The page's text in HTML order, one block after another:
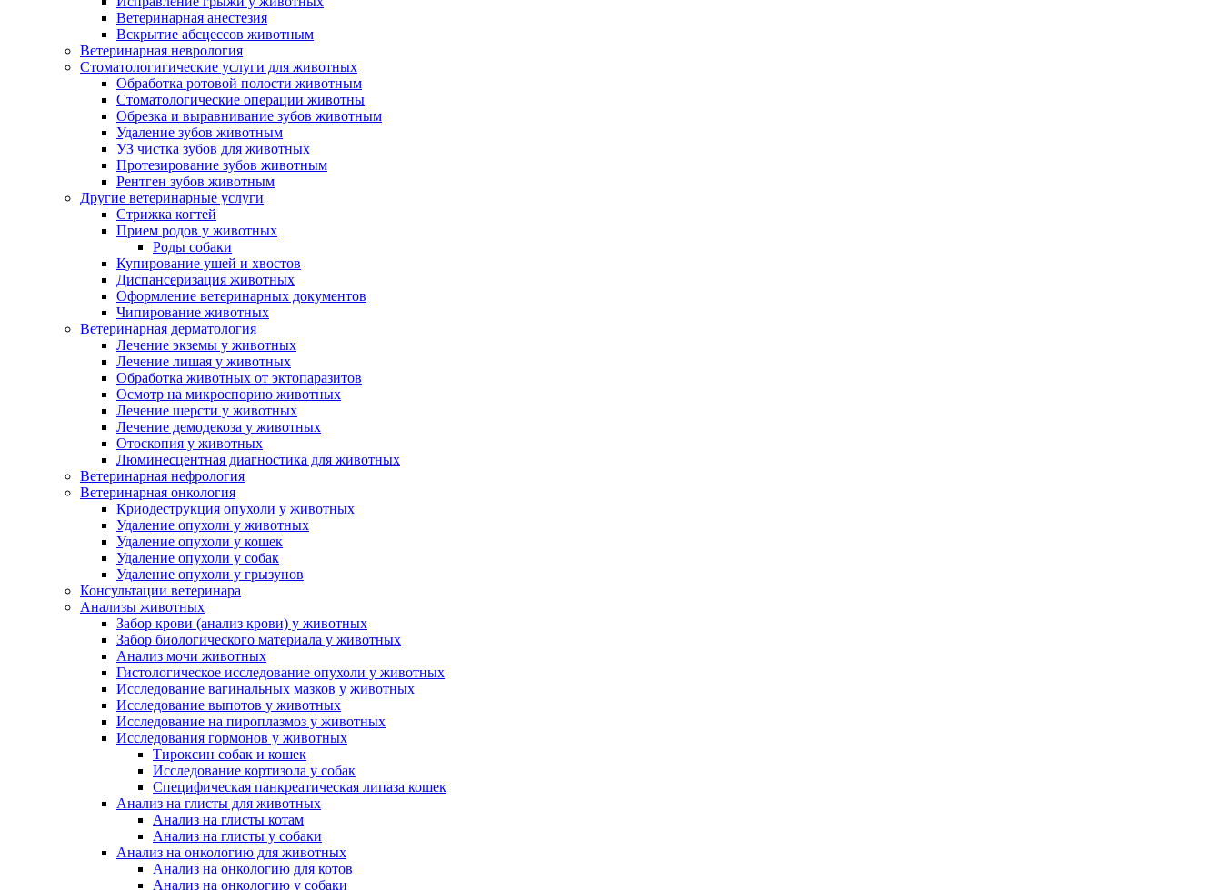
Ветеринарная анестезия
Вскрытие абсцессов животным
Ветеринарная неврология
Стоматологигические услуги для животных
Обработка ротовой полости животным
Стоматологические операции животны
Обрезка и выравнивание зубов животным
Удаление зубов животным
УЗ чистка зубов для животных
Протезирование зубов животным
Рентген зубов животным
Другие ветеринарные услуги
Стрижка когтей
Прием родов у животных
Роды собаки
Купирование ушей и хвостов
Диспансеризация животных
Оформление ветеринарных документов
Чипирование животных
Ветеринарная дерматология
Лечение экземы у животных
Лечение лишая у животных
Обработка животных от эктопаразитов
Осмотр на микроспорию животных
Лечение шерсти у животных
Лечение демодекоза у животных
Отоскопия у животных
Люминесцентная диагностика для животных
Ветеринарная нефрология
Ветеринарная онкология
Криодеструкция опухоли у животных
Удаление опухоли у животных
Удаление опухоли у кошек
Удаление опухоли у собак
Удаление опухоли у грызунов
Консультации ветеринара
Анализы животных
Забор крови (анализ крови) у животных
Забор биологического материала у животных
Анализ мочи животных
Гистологическое исследование опухоли у животных
Исследование вагинальных мазков у животных
Исследование выпотов у животных
Исследование на пироплазмоз у животных
Исследования гормонов у животных
Тироксин собак и кошек
Исследование кортизола у собак
Специфическая панкреатическая липаза кошек
Анализ на глисты для животных
Анализ на глисты котам
Анализ на глисты у собаки
Анализ на онкологию для животных
Анализ на онкологию для котов
Анализ на онкологию у собаки